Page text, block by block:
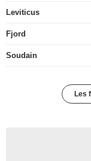
Leviticus
Fjord
Soudain
Les